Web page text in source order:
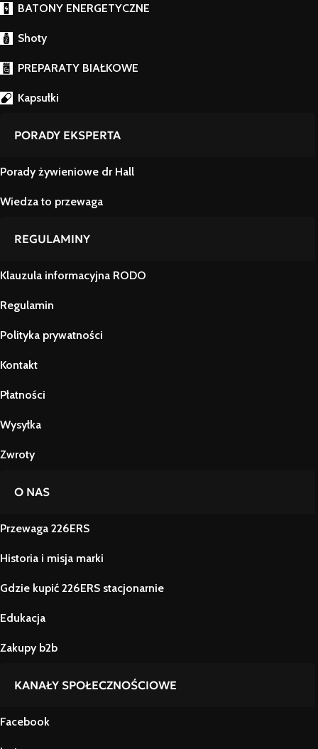
BATONY ENERGETYCZNE
Shoty
PREPARATY BIAŁKOWE
Kapsułki
PORADY EKSPERTA
Porady żywieniowe dr Hall
Wiedza to przewaga
REGULAMINY
Klauzula informacyjna RODO
Regulamin
Polityka prywatności
Kontakt
Płatności
Wysyłka
Zwroty
O NAS
Przewaga 226ERS
Historia i misja marki
Gdzie kupić 226ERS stacjonarnie
Edukacja
Zakupy b2b
KANAŁY SPOŁECZNOŚCIOWE
Facebook